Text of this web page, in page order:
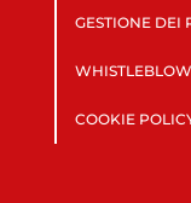
GESTIONE DEI
COOKIE